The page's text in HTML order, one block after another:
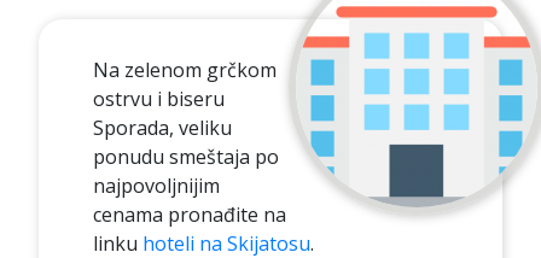
Na zelenom grčkom
ostrvu i biseru
Sporada, veliku
ponudu smeštaja po
najpovoljnijim
cenama pronađite na
linku hoteli na Skijatosu.